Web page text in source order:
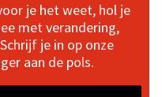
je het weet, hol je
met verandering,
je in op onze
aan de pols.